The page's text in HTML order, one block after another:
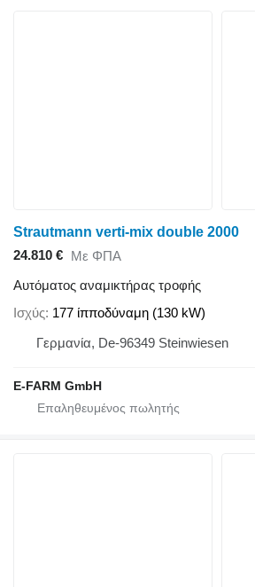
Strautmann verti-mix double 2000
24.810 €
Με ΦΠΑ
Αυτόματος αναμικτήρας τροφής
Ισχύς 177 ίπποδύναμη (130 kW)
Γερμανία, De-96349 Steinwiesen
E-FARM GmbH